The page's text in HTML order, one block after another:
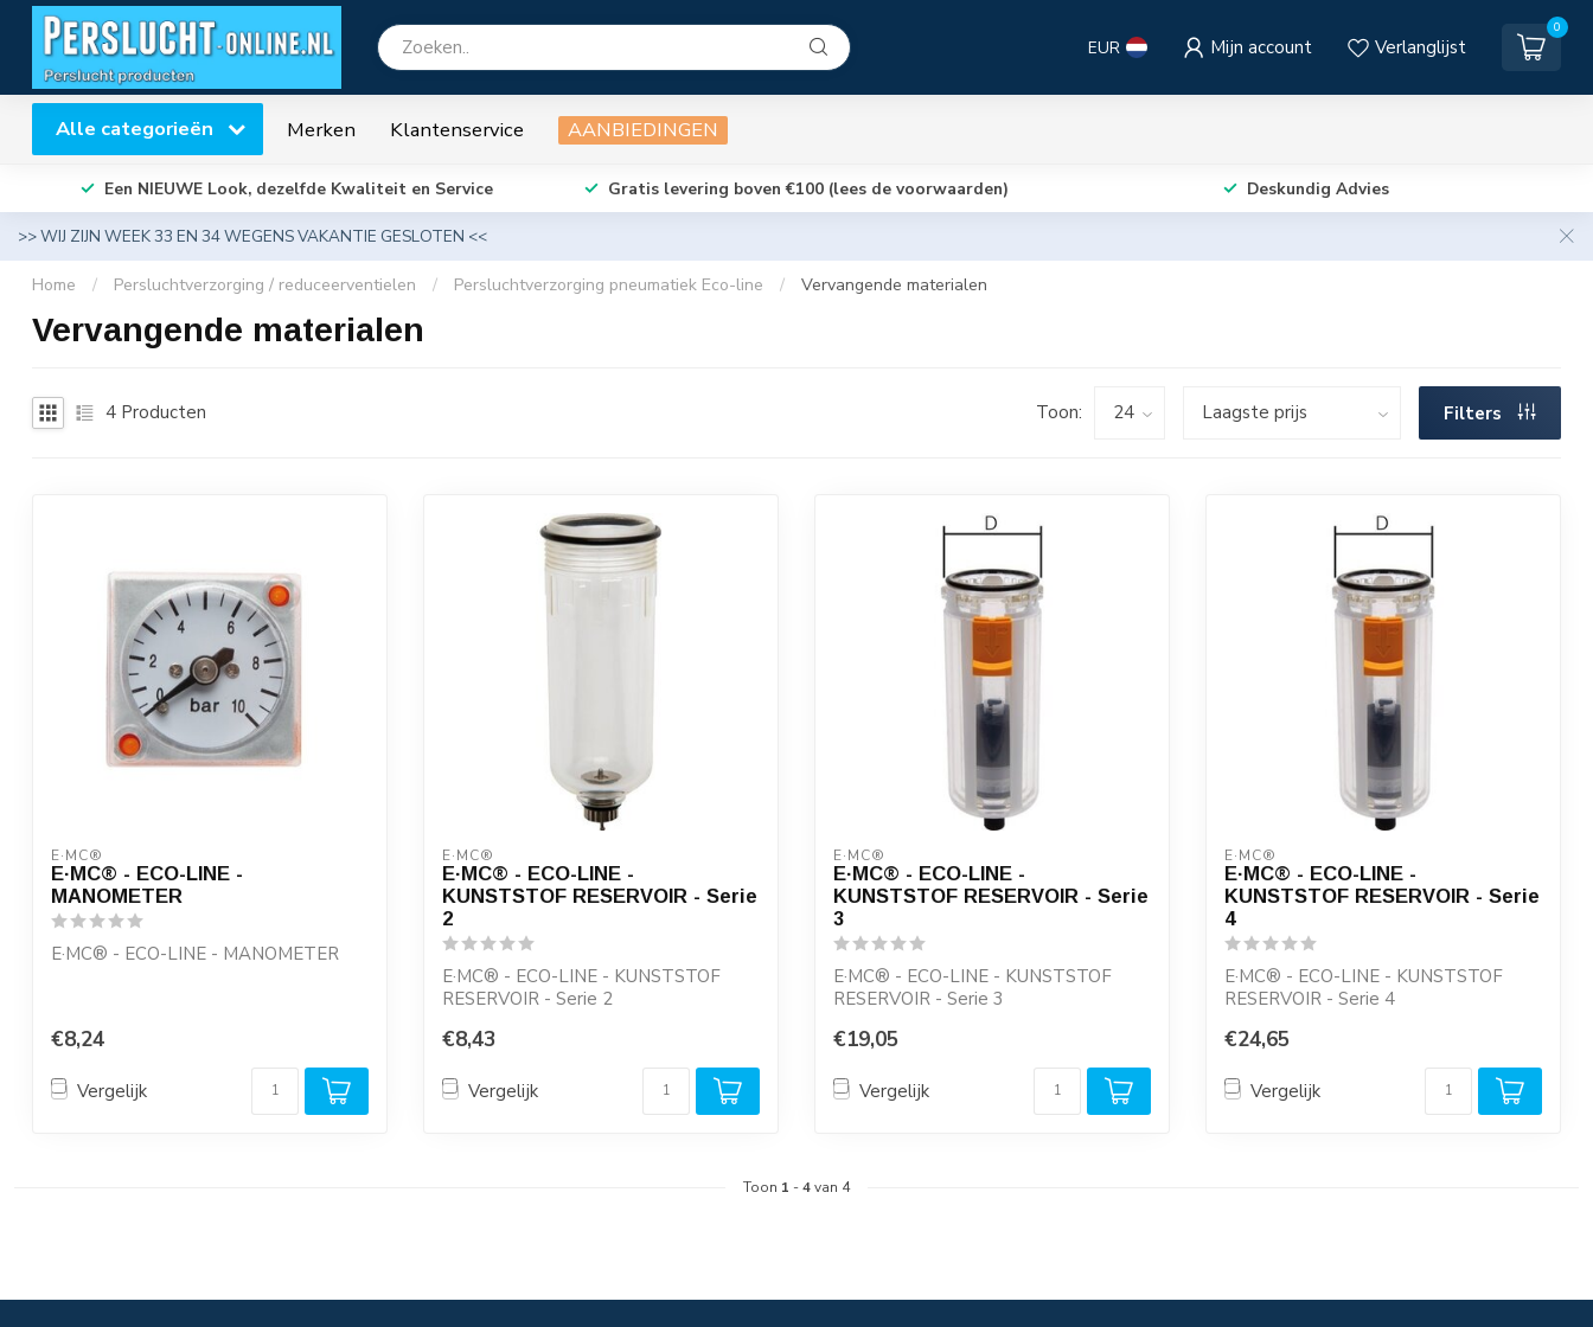
EUR Mijn account Verlanglijst
0
Alle categorieën Merken Klantenservice AANBIEDINGEN
Een NIEUWE Look, dezelfde Kwaliteit en Service Gratis levering boven €100 (lees de voorwaarden) Deskundig Advies
>> WIJ ZIJN WEEK 33 EN 34 WEGENS VAKANTIE GESLOTEN <<
Home / Persluchtverzorging / reduceerventielen / Persluchtverzorging pneumatiek Eco-line / Vervangende materialen
Vervangende materialen
4 Producten Toon: Filters
E·MC®
E·MC® - ECO-LINE -
MANOMETER
E·MC® - ECO-LINE - MANOMETER
€8,24
Vergelijk
E·MC®
E·MC® - ECO-LINE -
KUNSTSTOF RESERVOIR - Serie
2
E·MC® - ECO-LINE - KUNSTSTOF
RESERVOIR - Serie 2
€8,43
Vergelijk
E·MC®
E·MC® - ECO-LINE -
KUNSTSTOF RESERVOIR - Serie
3
E·MC® - ECO-LINE - KUNSTSTOF
RESERVOIR - Serie 3
€19,05
Vergelijk
E·MC®
E·MC® - ECO-LINE -
KUNSTSTOF RESERVOIR - Serie
4
E·MC® - ECO-LINE - KUNSTSTOF
RESERVOIR - Serie 4
€24,65
Vergelijk
Toon 1 -4van 4